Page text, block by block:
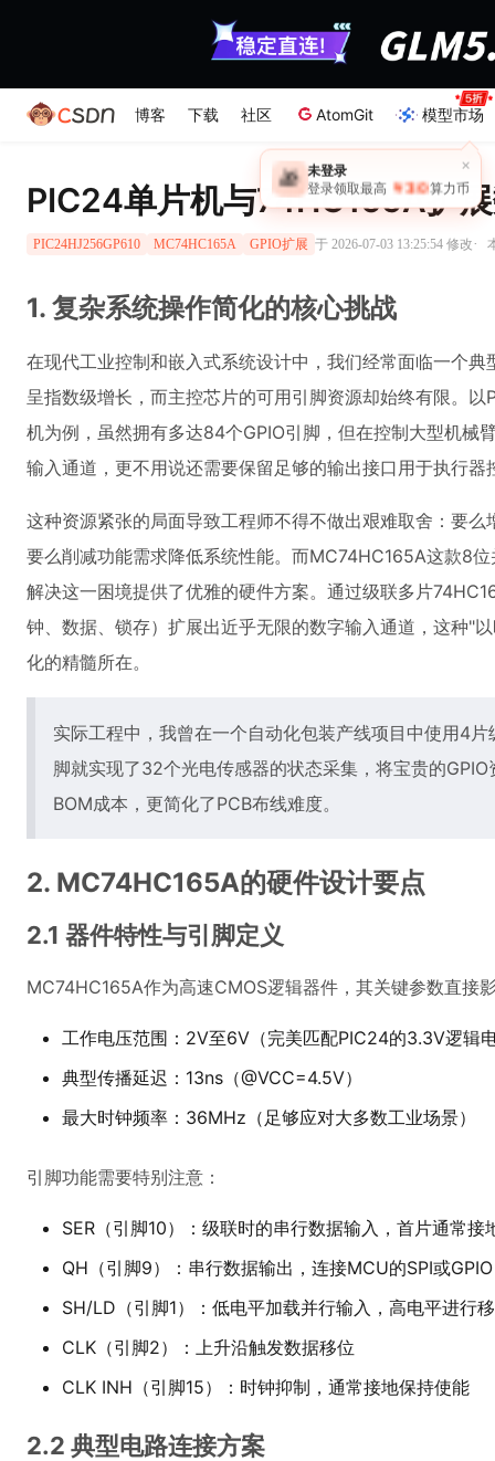
博客 下载 社区 AtomGit 模型市场
×
🎁 未登录
登录领取最高 ￥30 算力币
PIC24单片机与74HC165A扩
PIC24HJ256GP610 MC74HC165A GPIO扩展 于 2026-07-03 13:25:54 修改·
1. 复杂系统操作简化的核心挑战
在现代工业控制和嵌入式系统设计中，我们经常面临一个
呈指数级增长，而主控芯片的可用引脚资源却始终有限。
机为例，虽然拥有多达84个GPIO引脚，但在控制大型机械
输入通道，更不用说还需要保留足够的输出接口用于执行器
这种资源紧张的局面导致工程师不得不做出艰难取舍：要
要么削减功能需求降低系统性能。而MC74HC165A这款8
解决这一困境提供了优雅的硬件方案。通过级联多片
钟、数据、锁存）扩展出近乎无限的数字输入通道，这种"
化的精髓所在。
实际工程中，我曾在一个自动化包装产线项目中使用4
脚就实现了32个光电传感器的状态采集，将宝贵的
BOM成本，更简化了PCB布线难度。
2. MC74HC165A的硬件设计要点
2.1 器件特性与引脚定义
MC74HC165A作为高速CMOS逻辑器件，其关键参数直接
工作电压范围：2V至6V（完美匹配PIC24的3.3V逻辑
典型传播延迟：13ns（@VCC=4.5V）
最大时钟频率：36MHz（足够应对大多数工业场景）
引脚功能需要特别注意：
SER（引脚10）：级联时的串行数据输入，首片通常接
QH（引脚9）：串行数据输出，连接MCU的SPI或GPIO
SH/LD（引脚1）：低电平加载并行输入，高电平进行
CLK（引脚2）：上升沿触发数据移位
CLK INH（引脚15）：时钟抑制，通常接地保持使能
2.2 典型电路连接方案